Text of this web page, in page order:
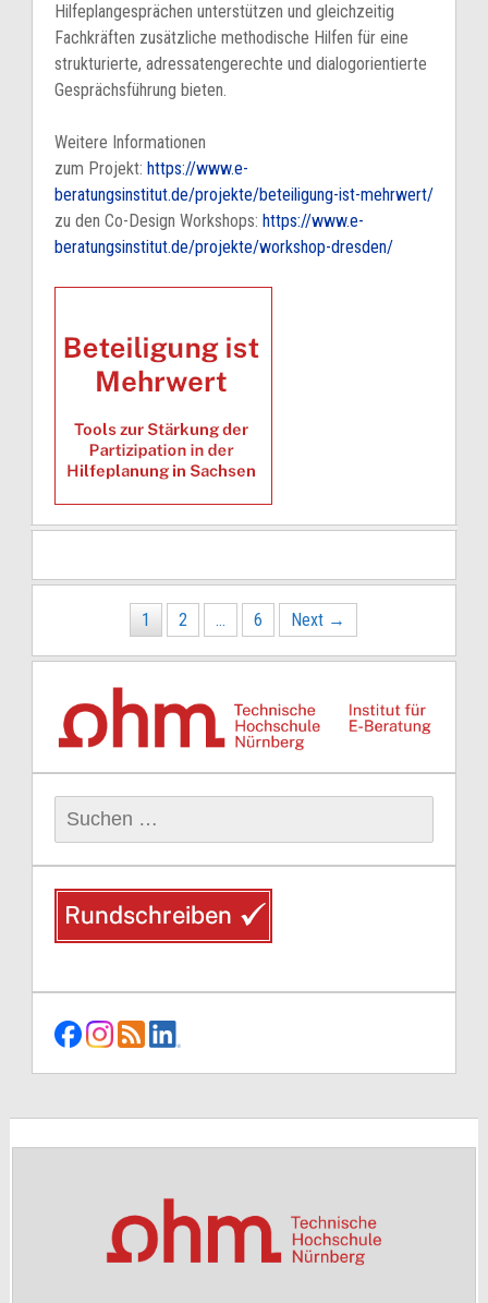
Hilfeplangesprächen unterstützen und gleichzeitig
Fachkräften zusätzliche methodische Hilfen für eine
strukturierte, adressatengerechte und dialogorientierte
Gesprächsführung bieten.
Weitere Informationen
zum Projekt: https://www.e-
beratungsinstitut.de/projekte/beteiligung-ist-mehrwert/
zu den Co-Design Workshops: https://www.e-
beratungsinstitut.de/projekte/workshop-dresden/
Posts
navigation
1 2 … 6 Next →
Suchen
nach: